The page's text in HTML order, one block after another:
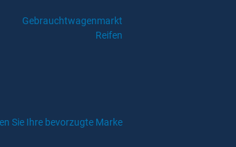
Gebrauchtwagenmarkt
Reifen
Sie Ihre bevorzugte Marke